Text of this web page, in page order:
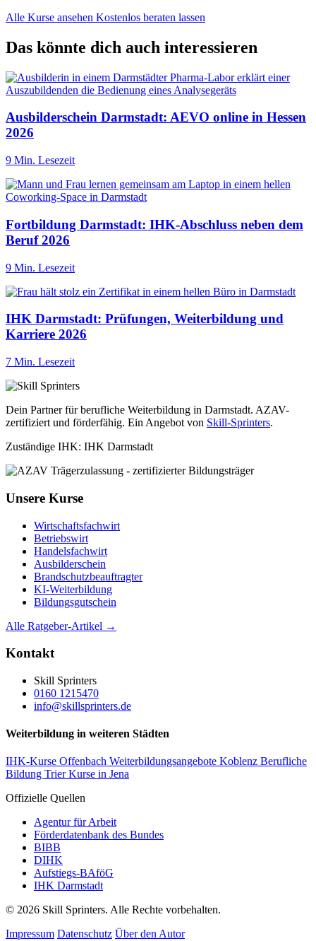
Alle Kurse ansehen Kostenlos beraten lassen
Das könnte dich auch interessieren
Ausbilderschein Darmstadt: AEVO online in Hessen
2026
9 Min. Lesezeit
Fortbildung Darmstadt: IHK-Abschluss neben dem
Beruf 2026
9 Min. Lesezeit
IHK Darmstadt: Prüfungen, Weiterbildung und
Karriere 2026
7 Min. Lesezeit
Dein Partner für berufliche Weiterbildung in Darmstadt. AZAV-
zertifiziert und förderfähig. Ein Angebot von Skill-Sprinters.
Zuständige IHK: IHK Darmstadt
Unsere Kurse
Wirtschaftsfachwirt
Betriebswirt
Handelsfachwirt
Ausbilderschein
Brandschutzbeauftragter
KI-Weiterbildung
Bildungsgutschein
Alle Ratgeber-Artikel →
Kontakt
Skill Sprinters
0160 1215470
info@skillsprinters.de
Weiterbildung in weiteren Städten
IHK-Kurse Offenbach Weiterbildungsangebote Koblenz Berufliche
Bildung TrierKurse in Jena
Offizielle Quellen
Agentur für Arbeit
Förderdatenbank des Bundes
BIBB
DIHK
Aufstiegs-BAföG
IHK Darmstadt
© 2026 Skill Sprinters. Alle Rechte vorbehalten.
Impressum Datenschutz Über den Autor